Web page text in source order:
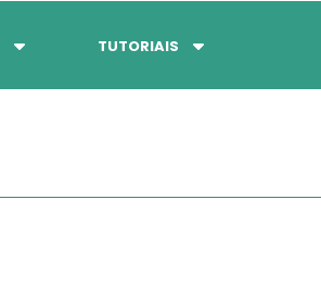
TUTORIAIS